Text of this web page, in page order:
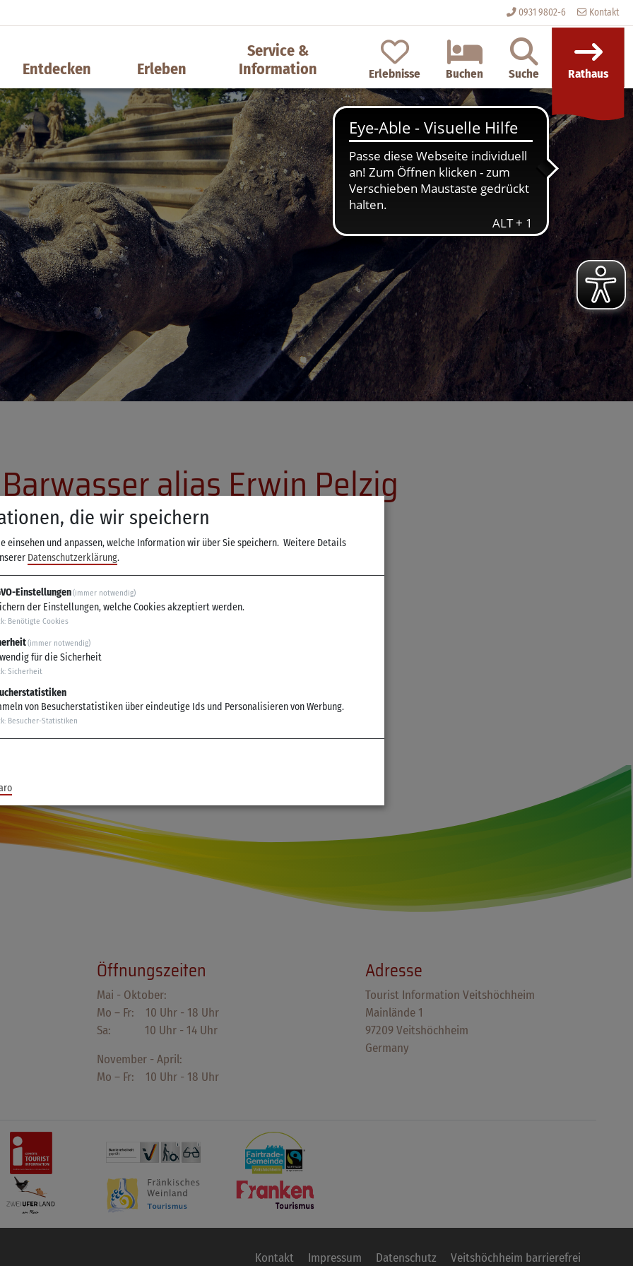
0931 9802-6 Kontakt
Erlebnisse Buchen Suche Rathaus
Entdecken Erleben
Service &
Information
alias Erwin Pelzig
Punkt"
28. April 2022 wurde kurzfristig abgesagt.
September 2022 - 20:00 Uhr.
ihre Gültigkeit oder können bei Verhinderung in
die Tickets erworben worden, rückerstattet werden.
Öffnungszeiten
Mai - Oktober:
Mo – Fr: 10 Uhr - 18 Uhr
Sa: 10 Uhr - 14 Uhr
November - April:
Mo – Fr: 10 Uhr - 18 Uhr
Adresse
Tourist Information Veitshöchheim
Mainlände 1
97209 Veitshöchheim
Germany
Kontakt Impressum Datenschutz Veitshöchheim barrierefrei
die wir speichern
einsehen und anpassen, welche Information wir über Sie speichern. Weitere Details
Datenschutzerklärung.
Einstellungen(immer notwendig)
der Einstellungen, welche Cookies akzeptiert werden.
: Benötigte Cookies
(immer notwendig)
für die Sicherheit
: Sicherheit
von Besucherstatistiken über eindeutige Ids und Personalisieren von Werbung.
: Besucher-Statistiken